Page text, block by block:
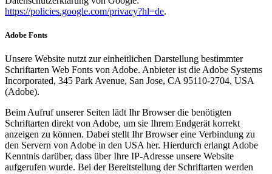
https://policies.google.com/privacy?hl=de.
Adobe Fonts
Unsere Website nutzt zur einheitlichen Darstellung bestimmter
Schriftarten Web Fonts von Adobe. Anbieter ist die Adobe Systems
Incorporated, 345 Park Avenue, San Jose, CA 95110-2704, USA
(Adobe).
Beim Aufruf unserer Seiten lädt Ihr Browser die benötigten
Schriftarten direkt von Adobe, um sie Ihrem Endgerät korrekt
anzeigen zu können. Dabei stellt Ihr Browser eine Verbindung zu
den Servern von Adobe in den USA her. Hierdurch erlangt Adobe
Kenntnis darüber, dass über Ihre IP-Adresse unsere Website
aufgerufen wurde. Bei der Bereitstellung der Schriftarten werden